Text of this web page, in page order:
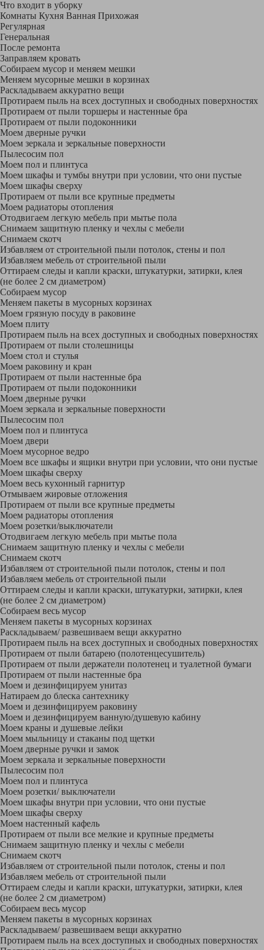
Что входит в уборку
Регу­лярная
Гене­ральная
После ремонта
Заправляем кровать
Собираем мусор и меняем мешки
Меняем мусорные мешки в корзинах
Раскладываем аккуратно вещи
Протираем пыль на всех доступных и свободных поверхностях
Протираем от пыли торшеры и настенные бра
Протираем от пыли подоконники
Моем дверные ручки
Моем зеркала и зеркальные поверхности
Пылесосим пол
Моем пол и плинтуса
Моем шкафы и тумбы внутри при условии, что они пустые
Моем шкафы сверху
Протираем от пыли все крупные предметы
Моем радиаторы отопления
Отодвигаем легкую мебель при мытье пола
Снимаем защитную пленку и чехлы с мебели
Снимаем скотч
Избавляем от строительной пыли потолок, стены и пол
Избавляем мебель от строительной пыли
Оттираем следы и капли краски, штукатурки, затирки, клея
(не более 2 см диаметром)
Собираем мусор
Меняем пакеты в мусорных корзинах
Моем грязную посуду в раковине
Моем плиту
Протираем пыль на всех доступных и свободных поверхностях
Протираем от пыли столешницы
Моем стол и стулья
Моем раковину и кран
Протираем от пыли настенные бра
Протираем от пыли подоконники
Моем дверные ручки
Моем зеркала и зеркальные поверхности
Пылесосим пол
Моем пол и плинтуса
Моем двери
Моем мусорное ведро
Моем все шкафы и ящики внутри при условии, что они пустые
Моем шкафы сверху
Моем весь кухонный гарнитур
Отмываем жировые отложения
Протираем от пыли все крупные предметы
Моем радиаторы отопления
Моем розетки/выключатели
Отодвигаем легкую мебель при мытье пола
Снимаем защитную пленку и чехлы с мебели
Снимаем скотч
Избавляем от строительной пыли потолок, стены и пол
Избавляем мебель от строительной пыли
Оттираем следы и капли краски, штукатурки, затирки, клея
(не более 2 см диаметром)
Собираем весь мусор
Меняем пакеты в мусорных корзинах
Раскладываем/ развешиваем вещи аккуратно
Протираем пыль на всех доступных и свободных поверхностях
Протираем от пыли батарею (полотенцесушитель)
Протираем от пыли держатели полотенец и туалетной бумаги
Протираем от пыли настенные бра
Моем и дезинфицируем унитаз
Натираем до блеска сантехнику
Моем и дезинфицируем раковину
Моем и дезинфицируем ванную/душевую кабину
Моем краны и душевые лейки
Моем мыльницу и стаканы под щетки
Моем дверные ручки и замок
Моем зеркала и зеркальные поверхности
Пылесосим пол
Моем пол и плинтуса
Моем розетки/ выключатели
Моем шкафы внутри при условии, что они пустые
Моем шкафы сверху
Моем настенный кафель
Протираем от пыли все мелкие и крупные предметы
Снимаем защитную пленку и чехлы с мебели
Снимаем скотч
Избавляем от строительной пыли потолок, стены и пол
Избавляем мебель от строительной пыли
Оттираем следы и капли краски, штукатурки, затирки, клея
(не более 2 см диаметром)
Собираем весь мусор
Меняем пакеты в мусорных корзинах
Раскладываем/ развешиваем вещи аккуратно
Протираем пыль на всех доступных и свободных поверхностях